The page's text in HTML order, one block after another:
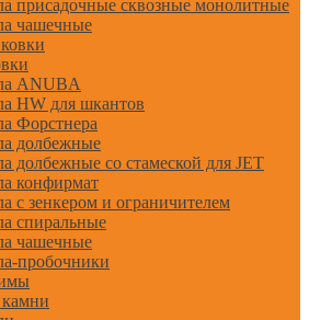
присадочные сквозные монолитные
чашечные
ANUBA
HW для шкантов
Форстнера
долбежные
долбежные со стамеской для JET
конфирмат
с зенкером и ограничителем
спиральные
чашечные
пробочники